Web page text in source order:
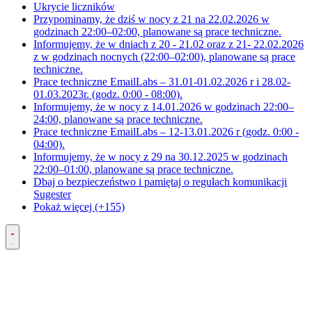
Ukrycie liczników
Przypominamy, że dziś w nocy z 21 na 22.02.2026 w
godzinach 22:00–02:00, planowane są prace techniczne.
Informujemy, że w dniach z 20 - 21.02 oraz z 21- 22.02.2026
z w godzinach nocnych (22:00–02:00), planowane są prace
techniczne.
Prace techniczne EmailLabs – 31.01-01.02.2026 r i 28.02-
01.03.2023r. (godz. 0:00 - 08:00).
Informujemy, że w nocy z 14.01.2026 w godzinach 22:00–
24:00, planowane są prace techniczne.
Prace techniczne EmailLabs – 12-13.01.2026 r (godz. 0:00 -
04:00).
Informujemy, że w nocy z 29 na 30.12.2025 w godzinach
22:00–01:00, planowane są prace techniczne.
Dbaj o bezpieczeństwo i pamiętaj o regułach komunikacji
Sugester
Pokaż więcej (+155)